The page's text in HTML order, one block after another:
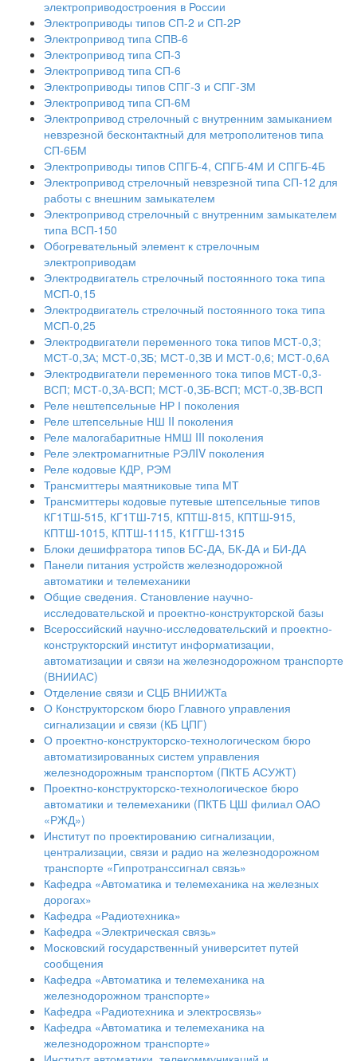
электроприводостроения в России
Электроприводы типов СП-2 и СП-2Р
Электропривод типа СПВ-6
Электропривод типа СП-3
Электропривод типа СП-6
Электроприводы типов СПГ-3 и СПГ-ЗМ
Электропривод типа СП-6М
Электропривод стрелочный с внутренним замыканием
невзрезной бесконтактный для метрополитенов типа
СП-6БМ
Электроприводы типов СПГБ-4, СПГБ-4М И СПГБ-4Б
Электропривод стрелочный невзрезной типа СП-12 для
работы с внешним замыкателем
Электропривод стрелочный с внутренним замыкателем
типа ВСП-150
Обогревательный элемент к стрелочным
электроприводам
Электродвигатель стрелочный постоянного тока типа
МСП-0,15
Электродвигатель стрелочный постоянного тока типа
МСП-0,25
Электродвигатели переменного тока типов МСТ-0,3;
МСТ-0,ЗА; МСТ-0,ЗБ; МСТ-0,ЗВ И МСТ-0,6; МСТ-0,6А
Электродвигатели переменного тока типов МСТ-0,3-
ВСП; МСТ-0,ЗА-ВСП; МСТ-0,ЗБ-ВСП; МСТ-0,ЗВ-ВСП
Реле нештепсельные НР І поколения
Реле штепсельные НШ II поколения
Реле малогабаритные НМШ III поколения
Реле электромагнитные РЭЛIV поколения
Реле кодовые КДР, РЭМ
Трансмиттеры маятниковые типа МТ
Трансмиттеры кодовые путевые штепсельные типов
КГ1ТШ-515, КГ1ТШ-715, КПТШ-815, КПТШ-915,
КПТШ-1015, КПТШ-1115, К1ГГШ-1315
Блоки дешифратора типов БС-ДА, БК-ДА и БИ-ДА
Панели питания устройств железнодорожной
автоматики и телемеханики
Общие сведения. Становление научно-
исследовательской и проектно-конструкторской базы
Всероссийский научно-исследовательский и проектно-
конструкторский институт информатизации,
автоматизации и связи на железнодорожном транспорте
(ВНИИАС)
Отделение связи и СЦБ ВНИИЖТа
О Конструкторском бюро Главного управления
сигнализации и связи (КБ ЦПГ)
О проектно-конструкторско-технологическом бюро
автоматизированных систем управления
железнодорожным транспортом (ПКТБ АСУЖТ)
Проектно-конструкторско-технологическое бюро
автоматики и телемеханики (ПКТБ ЦШ филиал ОАО
«РЖД»)
Институт по проектированию сигнализации,
централизации, связи и радио на железнодорожном
транспорте «Гипротранссигнал связь»
Кафедра «Автоматика и телемеханика на железных
дорогах»
Кафедра «Радиотехника»
Кафедра «Электрическая связь»
Московский государственный университет путей
сообщения
Кафедра «Автоматика и телемеханика на
железнодорожном транспорте»
Кафедра «Радиотехника и электросвязь»
Кафедра «Автоматика и телемеханика на
железнодорожном транспорте»